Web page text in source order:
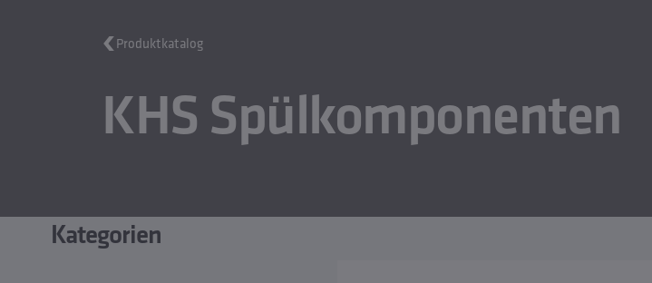
MENÜ
Gusstechnik
Walzprodukte
Produktkatalog
KHS Spülkomponenten
Kategorien